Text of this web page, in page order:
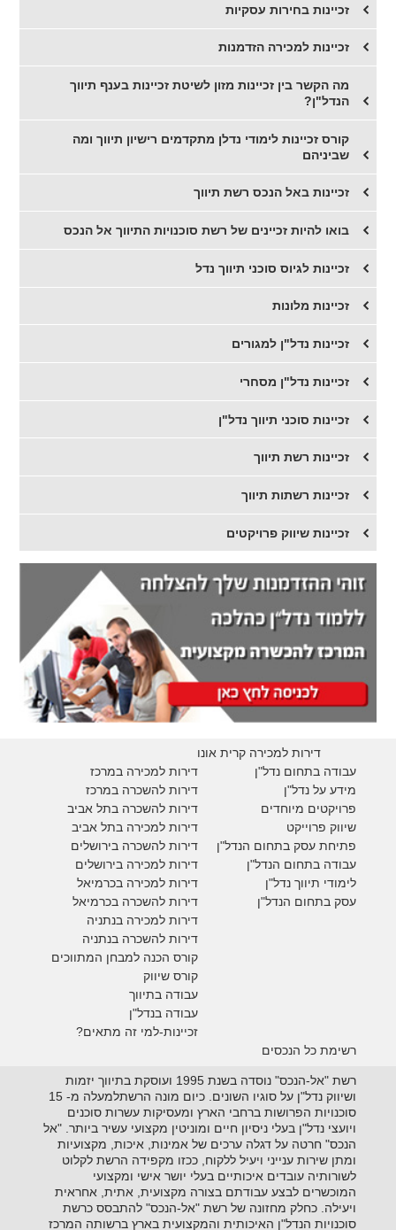
זכיינות בחירות עסקיות
זכיינות למכירה הזדמנות
מה הקשר בין זכיינות מזון לשיטת זכיינות בענף תיווך
הנדל"ן?
קורס זכיינות לימודי נדלן מתקדמים רישיון תיווך ומה
שביניהם
זכיינות באל הנכס רשת תיווך
בואו להיות זכיינים של רשת סוכנויות התיווך אל הנכס
זכיינות לגיוס סוכני תיווך נדל
זכיינות מלונות
זכיינות נדל"ן למגורים
זכיינות נדל"ן מסחרי
זכיינות סוכני תיווך נדל"ן
זכיינות רשת תיווך
זכיינות רשתות תיווך
זכיינות שיווק פרויקטים
דירות למכירה קרית אונו
דירות למכירה במרכז
דירות להשכרה במרכז
דירות להשכרה בתל אביב
דירות למכירה בתל אביב
דירות להשכרה בירושלים
דירות למכירה בירושלים
דירות למכירה בכרמיאל
דירות להשכרה בכרמיאל
דירות למכירה בנתניה
דירות להשכרה בנתניה
קורס הכנה למבחן המתווכים
קורס שיווק
עבודה בתיווך
עבודה בנדל"ן
זכיינות-למי זה מתאים?
עבודה בתחום נדל"ן
מידע על נדל"ן
פרויקטים מיוחדים
שיווק פרוייקט
פתיחת עסק בתחום הנדל"ן
עבודה בתחום הנדל"ן
לימודי תיווך נדל"ן
עסק בתחום הנדל"ן
רשימת כל הנכסים
רשת "אל-הנכס" נוסדה בשנת 1995 ועוסקת בתיווך יזמות
ושיווק נדל"ן על סוגיו השונים. כיום מונה הרשתלמעלה מ- 15
סוכנויות הפרושות ברחבי הארץ ומעסיקות עשרות סוכנים
ויועצי נדל"ן בעלי ניסיון חיים ומוניטין מקצועי עשיר ביותר. "אל
הנכס" חרטה על דגלה ערכים של אמינות, איכות, מקצועיות
ומתן שירות ענייני ויעיל ללקוח, ככזו מקפידה הרשת לקלוט
לשורותיה עובדים איכותיים בעלי יושר אישי ומקצועי
המוכשרים לבצע עבודתם בצורה מקצועית, אתית, אחראית
ויעילה. כחלק מחזונה של רשת "אל-הנכס" להתבסס כרשת
סוכנויות הנדל"ן האיכותית והמקצועית בארץ ברשותה המרכז